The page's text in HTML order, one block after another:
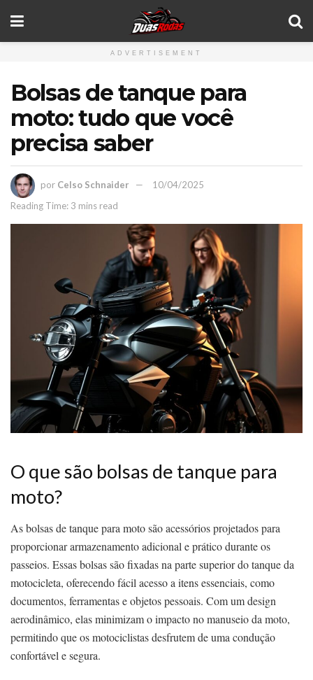
ADVERTISEMENT
Bolsas de tanque para
moto: tudo que você
precisa saber
por Celso Schnaider
10/04/2025
Reading Time: 3 mins read
O que são bolsas de tanque para
moto?
As bolsas de tanque para moto são acessórios projetados para
proporcionar armazenamento adicional e prático durante os
passeios. Essas bolsas são fixadas na parte superior do tanque da
motocicleta, oferecendo fácil acesso a itens essenciais, como
documentos, ferramentas e objetos pessoais. Com um design
aerodinâmico, elas minimizam o impacto no manuseio da moto,
permitindo que os motociclistas desfrutem de uma condução
confortável e segura.